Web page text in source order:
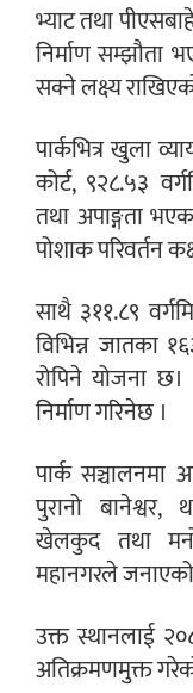
भ्याट तथा
निर्माण सम्झौता
सक्ने लक्ष्य
पार्कभित्र खुला
कोर्ट, ९२८.५३
तथा अपाङ्गता
पोशाक परिवर्तन
साथै ३११.८९
विभिन्न जातका
रोपिने योजना छ।
निर्माण गरिनेछ ।
पार्क सञ्चालनमा
पुरानो बानेश्वर,
खेलकुद तथा
महानगरले
उक्त स्थानलाई
अतिक्रमणमुक्त